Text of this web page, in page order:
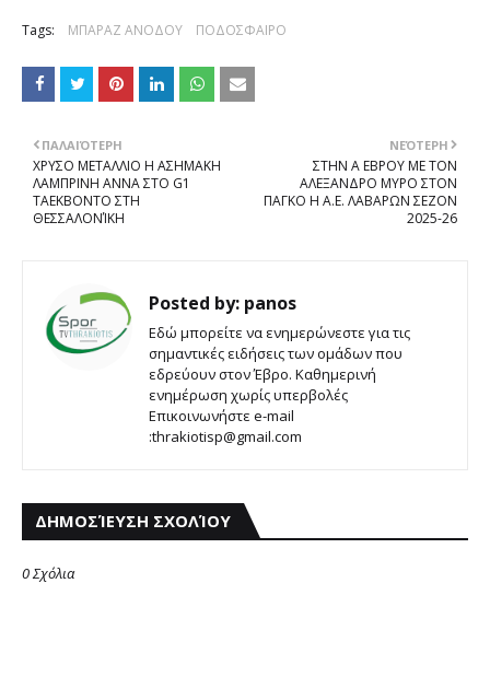
Tags: ΜΠΑΡΑΖ ΑΝΟΔΟΥ ΠΟΔΟΣΦΑΙΡΟ
ΝΕΌΤΕΡΗ
ΣΤΗΝ Α ΕΒΡΟΥ ΜΕ ΤΟΝ
ΑΛΕΞΑΝΔΡΟ ΜΥΡΟ ΣΤΟΝ
ΠΑΓΚΟ Η Α.Ε. ΛΑΒΑΡΩΝ ΣΕΖΟΝ
2025-26
ΠΑΛΑΙΌΤΕΡΗ
ΧΡΥΣΟ ΜΕΤΑΛΛΙΟ Η ΑΣΗΜΑΚΗ
ΛΑΜΠΡΙΝΗ ΑΝΝΑ ΣΤΟ G1
ΤΑΕΚΒΟΝΤΟ ΣΤΗ
ΘΕΣΣΑΛΟΝΊΚΗ
Posted by: panos
Εδώ μπορείτε να ενημερώνεστε για τις
σημαντικές ειδήσεις των ομάδων που
εδρεύουν στον Έβρο. Καθημερινή
ενημέρωση χωρίς υπερβολές
Επικοινωνήστε e-mail
:thrakiotisp@gmail.com
ΔΗΜΟΣΊΕΥΣΗ ΣΧΟΛΊΟΥ
0 Σχόλια